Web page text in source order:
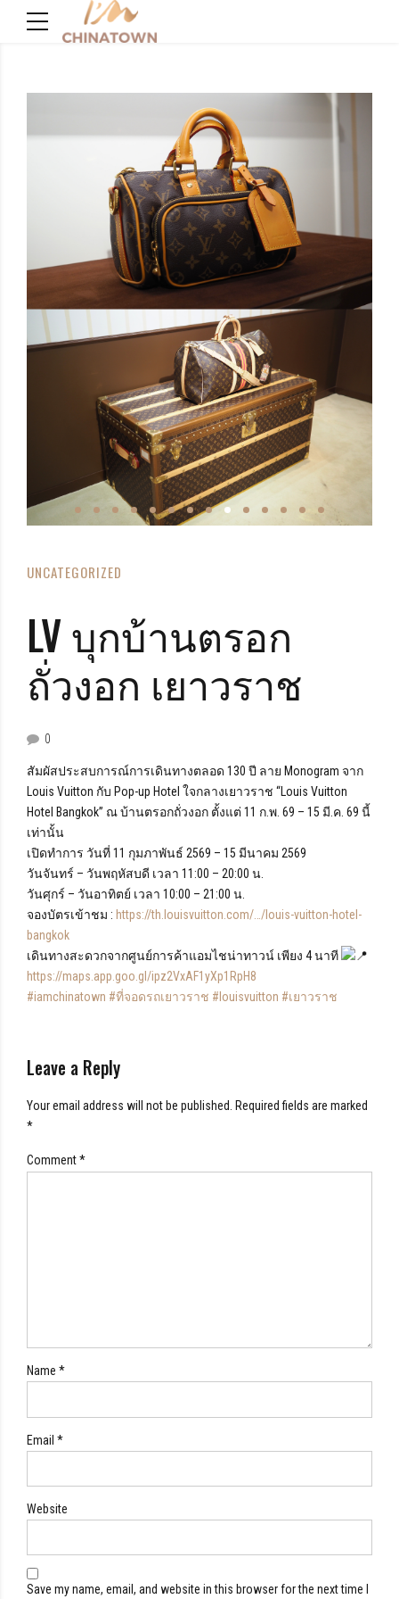
UNCATEGORIZED
LV บุกบ้านตรอก
ถั่วงอก เยาวราช
0
สัมผัสประสบการณ์การเดินทางตลอด 130 ปี ลาย Monogram จาก
Louis Vuitton กับ Pop-up Hotel ใจกลางเยาวราช “Louis Vuitton
Hotel Bangkok” ณ บ้านตรอกถั่วงอก ตั้งแต่ 11 ก.พ. 69 – 15 มี.ค. 69 นี้
เท่านั้น
เปิดทำการ วันที่ 11 กุมภาพันธ์ 2569 – 15 มีนาคม 2569
วันจันทร์ – วันพฤหัสบดี เวลา 11:00 – 20:00 น.
วันศุกร์ – วันอาทิตย์ เวลา 10:00 – 21:00 น.
จองบัตรเข้าชม : https://th.louisvuitton.com/…/louis-vuitton-hotel-
bangkok
เดินทางสะดวกจากศูนย์การค้าแอมไชน่าทาวน์ เพียง 4 นาที
https://maps.app.goo.gl/ipz2VxAF1yXp1RpH8
#iamchinatown #ที่จอดรถเยาวราช #louisvuitton #เยาวราช
Leave a Reply
Your email address will not be published. Required fields are marked
*
Comment*
Name *
Email *
Website
Save my name, email, and website in this browser for the next time I